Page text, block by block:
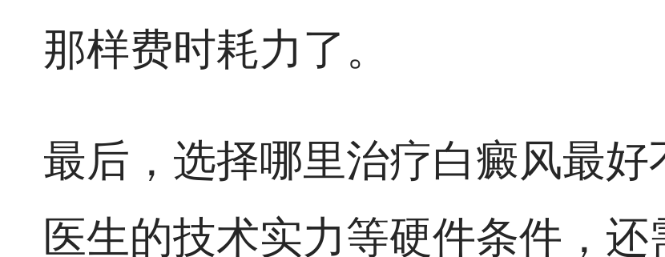
那样费时耗力了。
最后，选择哪里治疗白癜风最好
医生的技术实力等硬件条件，